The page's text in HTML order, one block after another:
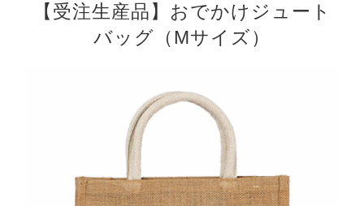
【受注生産品】おでかけジュート
バッグ（Mサイズ）